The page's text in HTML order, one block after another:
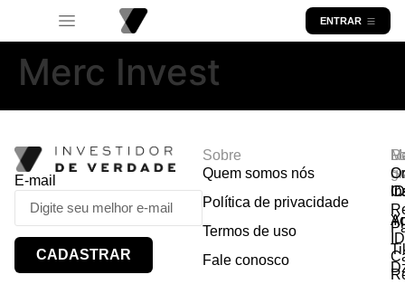
ENTRAR
Merc Invest
E-mail
CADASTRAR
Sobre
Quem somos nós
Política de privacidade
Termos de uso
Fale conosco